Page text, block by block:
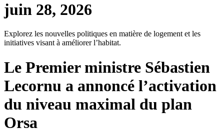
juin 28, 2026
Explorez les nouvelles politiques en matière de logement et les
initiatives visant à améliorer l’habitat.
Le Premier ministre Sébastien
Lecornu a annoncé l’activation
du niveau maximal du plan
Orsa